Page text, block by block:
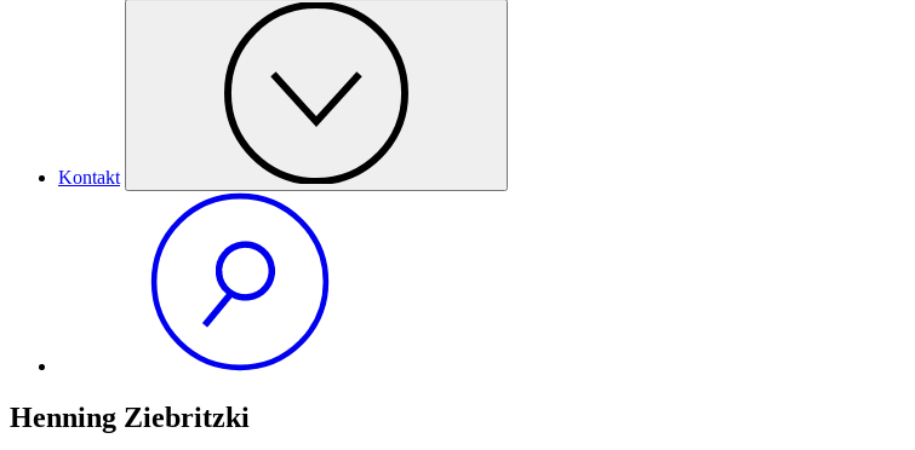
Kontakt
Henning Ziebritzki